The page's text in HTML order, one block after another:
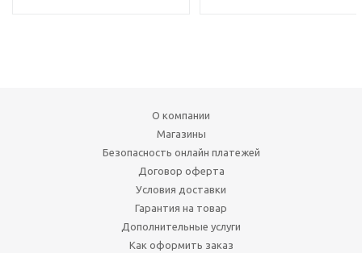
О компании
Магазины
Безопасность онлайн платежей
Договор оферта
Условия доставки
Гарантия на товар
Дополнительные услуги
Как оформить заказ